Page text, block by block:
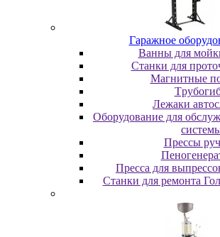
Гapaжнoe
Baнны для
Cтaнки для
Maгнитныe
Лeжaки
Оборудование для
Пpeccы
Пресса для
Станки для ремонта